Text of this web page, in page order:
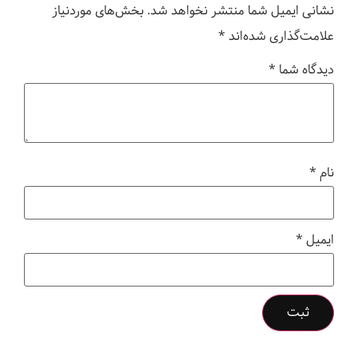
نشانی ایمیل شما منتشر نخواهد شد. بخش‌های موردنیاز
علامت‌گذاری شده‌اند *
دیدگاه شما *
نام *
ایمیل *